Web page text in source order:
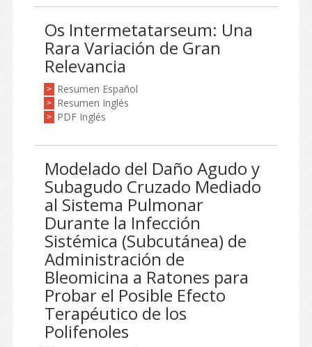
Os Intermetatarseum: Una
Rara Variación de Gran
Relevancia
> Resumen Español
> Resumen Inglés
> PDF Inglés
Modelado del Daño Agudo y
Subagudo Cruzado Mediado
al Sistema Pulmonar
Durante la Infección
Sistémica (Subcutánea) de
Administración de
Bleomicina a Ratones para
Probar el Posible Efecto
Terapéutico de los
Polifenoles